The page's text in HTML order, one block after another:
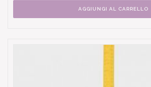
AGGIUNGI AL CARRELLO